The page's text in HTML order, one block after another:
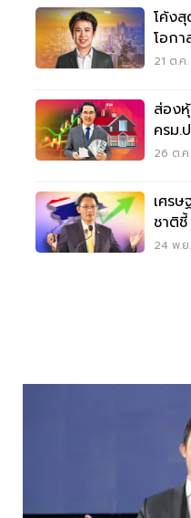
โค้ง
โอก
21 ต.ค
ส่อง
ครม.
26 ต.ค
เศร
ชาติ
24 พ.ย